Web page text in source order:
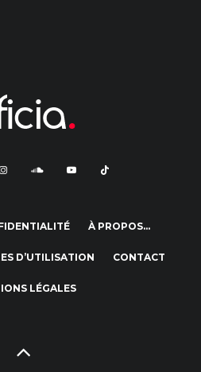
À PROPOS…
D’UTILISATION CONTACT
LÉGALES